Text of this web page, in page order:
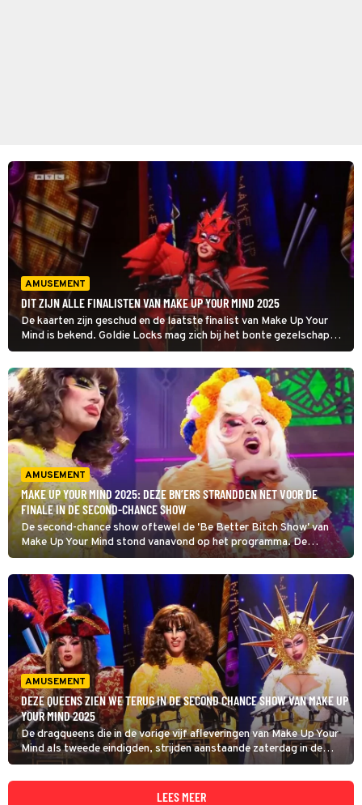
AMUSEMENT
DIT ZIJN ALLE FINALISTEN VAN MAKE UP YOUR MIND 2025
De kaarten zijn geschud en de laatste finalist van Make Up Your
Mind is bekend. Goldie Locks mag zich bij het bonte gezelschap
voegen dat volgende week strijdt om de winst. Maar wie waren dat
ook alweer?
AMUSEMENT
MAKE UP YOUR MIND 2025: DEZE BN’ERS STRANDDEN NET VOOR DE
FINALE IN DE SECOND-CHANCE SHOW
De second-chance show oftewel de 'Be Better Bitch Show' van
Make Up Your Mind stond vanavond op het programma. De
dragqueens trokken alles uit de kast. Slechts 1 plek in de grote
finale van volgende week was nog te vergeven.
AMUSEMENT
DEZE QUEENS ZIEN WE TERUG IN DE SECOND CHANCE SHOW VAN MAKE UP
YOUR MIND 2025
De dragqueens die in de vorige vijf afleveringen van Make Up Your
Mind als tweede eindigden, strijden aanstaande zaterdag in de
'second chance show' om de laatste finaleplek. Maar wie
behaalden deze ronde ook alweer?
LEES MEER